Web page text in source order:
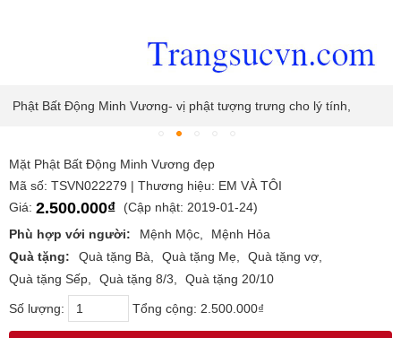
Phật Bất Động Minh Vương- vị phật tượng trưng cho lý tính,
Mặt Phật Bất Động Minh Vương đẹp
Mã số: TSVN022279 | Thương hiệu: EM VÀ TÔI
Giá: 2.500.000₫
(Cập nhật: 2019-01-24)
Phù hợp với người:
Mệnh Mộc
Mệnh Hỏa
Quà tặng:
Quà tặng Bà Quà tặng Mẹ
Quà tặng vợ
Quà tặng Sếp
Quà tặng 8/3 Quà tặng 20/10
Số lượng: Tổng cộng: 2.500.000₫